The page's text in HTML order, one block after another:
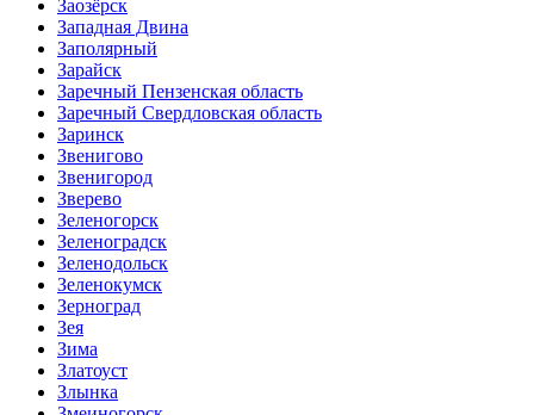
Заозёрск
Западная Двина
Заполярный
Зарайск
Заречный Пензенская область
Заречный Свердловская область
Заринск
Звенигово
Звенигород
Зверево
Зеленогорск
Зеленоградск
Зеленодольск
Зеленокумск
Зерноград
Зея
Зима
Златоуст
Злынка